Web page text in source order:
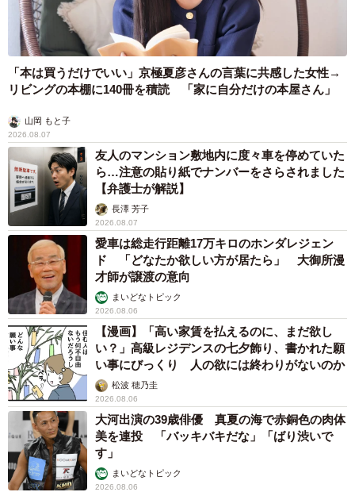
「本は買うだけでいい」京極夏彦さんの言葉に共感した女性→
リビングの本棚に140冊を積読 「家に自分だけの本屋さん」
山岡 もと子
2026.08.07
友人のマンション敷地内に度々車を停めていた
ら…注意の貼り紙でナンバーをさらされました
【弁護士が解説】
長澤 芳子
2026.08.07
愛車は総走行距離17万キロのホンダレジェン
ド 「どなたか欲しい方が居たら」 大御所漫
才師が譲渡の意向
まいどなトピック
2026.08.06
【漫画】「高い家賃を払えるのに、まだ欲し
い？」高級レジデンスの七夕飾り、書かれた願
い事にびっくり 人の欲には終わりがないのか
松波 穂乃圭
2026.08.06
大河出演の39歳俳優 真夏の海で赤銅色の肉体
美を連投 「バッキバキだな」「ばり渋いで
す」
まいどなトピック
2026.08.06